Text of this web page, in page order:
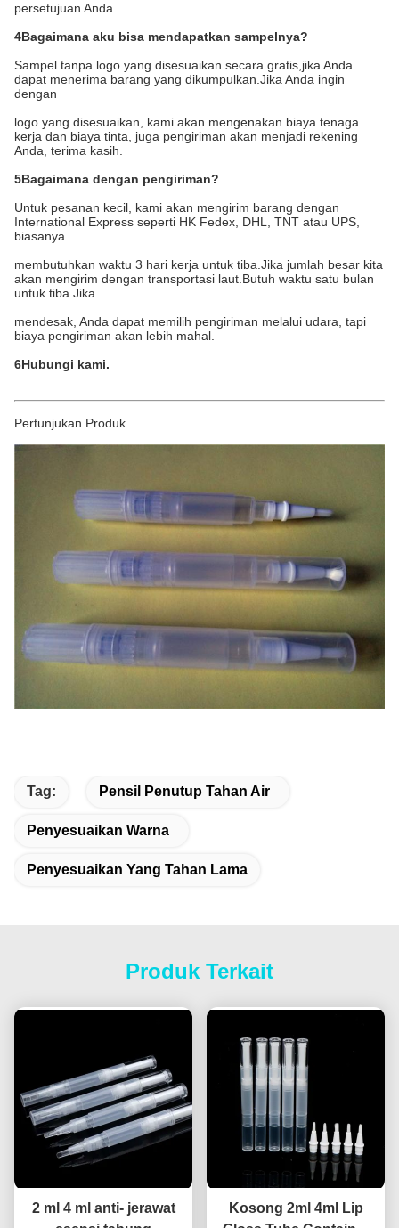
persetujuan Anda.
4Bagaimana aku bisa mendapatkan sampelnya?
Sampel tanpa logo yang disesuaikan secara gratis,jika Anda
dapat menerima barang yang dikumpulkan.Jika Anda ingin
dengan
logo yang disesuaikan, kami akan mengenakan biaya tenaga
kerja dan biaya tinta, juga pengiriman akan menjadi rekening
Anda, terima kasih.
5Bagaimana dengan pengiriman?
Untuk pesanan kecil, kami akan mengirim barang dengan
International Express seperti HK Fedex, DHL, TNT atau UPS,
biasanya
membutuhkan waktu 3 hari kerja untuk tiba.Jika jumlah besar kita
akan mengirim dengan transportasi laut.Butuh waktu satu bulan
untuk tiba.Jika
mendesak, Anda dapat memilih pengiriman melalui udara, tapi
biaya pengiriman akan lebih mahal.
6Hubungi kami.
Pertunjukan Produk
Tag: Pensil Penutup Tahan Air
Penyesuaikan Warna
Penyesuaikan Yang Tahan Lama
Produk Terkait
2 ml 4 ml anti- jerawat
Kosong 2ml 4ml Lip